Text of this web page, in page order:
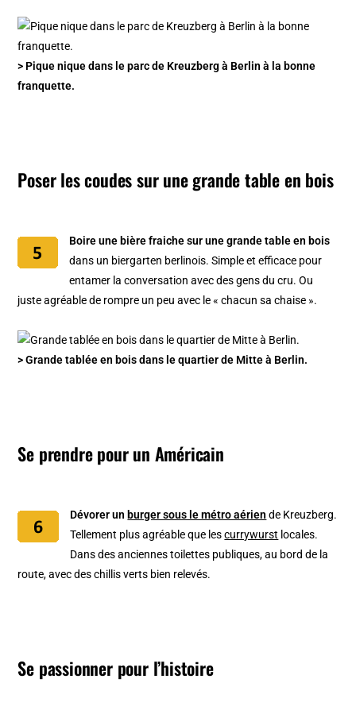
> Pique nique dans le parc de Kreuzberg à Berlin à la bonne
franquette.
Poser les coudes sur une grande table en bois
Boire une bière fraiche sur une grande table en bois
dans un biergarten berlinois. Simple et efficace pour
entamer la conversation avec des gens du cru. Ou
juste agréable de rompre un peu avec le « chacun sa chaise ».
> Grande tablée en bois dans le quartier de Mitte à Berlin.
Se prendre pour un Américain
Dévorer un burger sous le métro aérien de Kreuzberg.
Tellement plus agréable que lescurrywurst locales.
Dans des anciennes toilettes publiques, au bord de la
route, avec des chillis verts bien relevés.
Se passionner pour l’histoire